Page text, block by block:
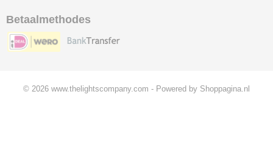
Betaalmethodes
© 2026 www.thelightscompany.com - Powered by Shoppagina.nl